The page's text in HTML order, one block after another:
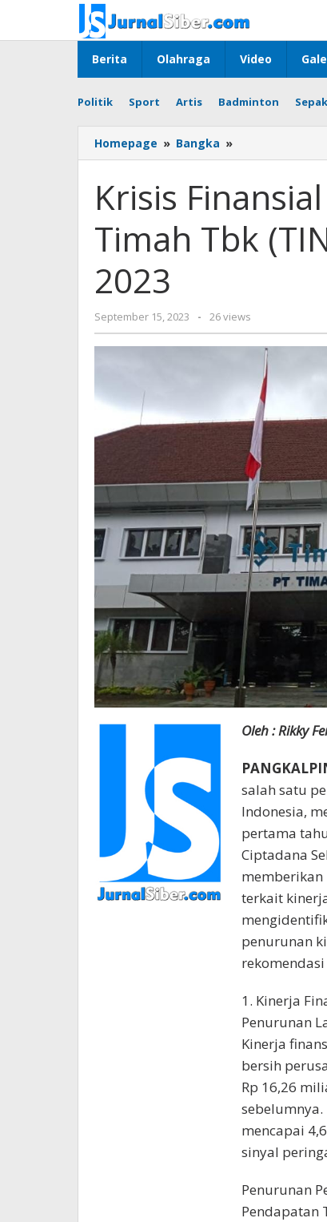
content
Berita Olahraga Video
Politik Sport Artis Badminton
Homepage » Bangka »
Finansial
Operasional
PT
Timah
Tbk
Krisis
Timah Tbk
2023
September 15, 2023
by
Jurnalsiber
- 26 views
Oleh : Rikky
salah satu
Indonesia,
pertama
Ciptadana
terkait
penurunan
1. Kinerja
Penurunan
Kinerja
bersih
Rp 16,26
mencapai
sinyal
Penurunan
Pendapatan